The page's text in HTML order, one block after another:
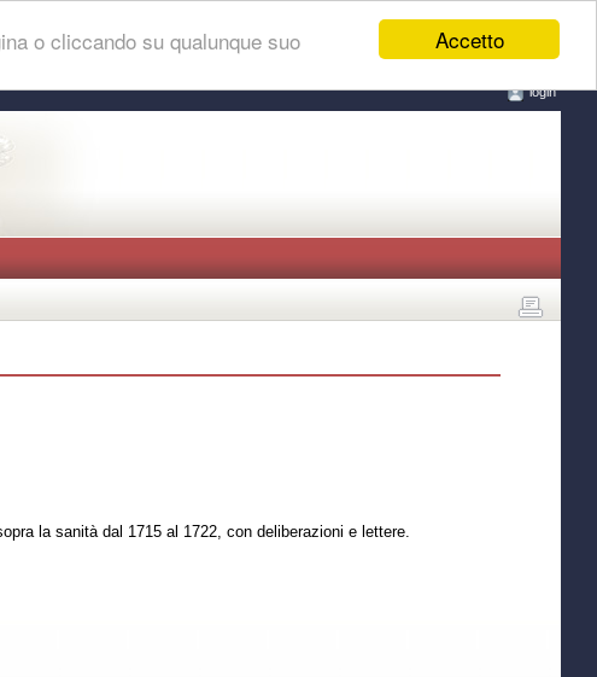
Accetto
o cliccando su qualunque suo
login
la sanità dal 1715 al 1722, con deliberazioni e lettere.